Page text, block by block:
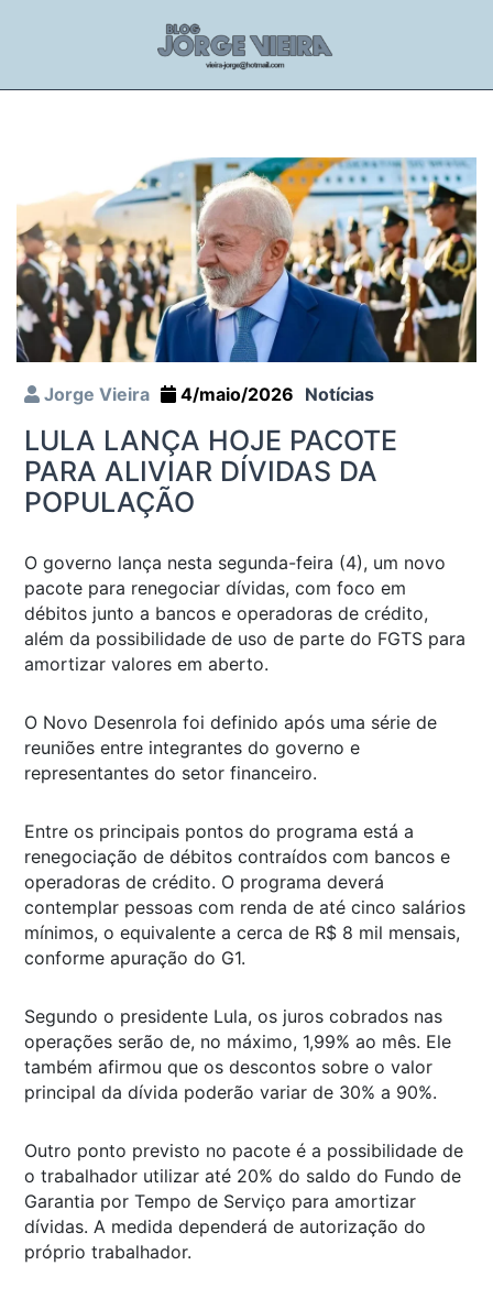
Jorge Vieira 4/maio/2026 Notícias
LULA LANÇA HOJE PACOTE
PARA ALIVIAR DÍVIDAS DA
POPULAÇÃO
O governo lança nesta segunda-feira (4), um novo
pacote para renegociar dívidas, com foco em
débitos junto a bancos e operadoras de crédito,
além da possibilidade de uso de parte do FGTS para
amortizar valores em aberto.
O Novo Desenrola foi definido após uma série de
reuniões entre integrantes do governo e
representantes do setor financeiro.
Entre os principais pontos do programa está a
renegociação de débitos contraídos com bancos e
operadoras de crédito. O programa deverá
contemplar pessoas com renda de até cinco salários
mínimos, o equivalente a cerca de R$ 8 mil mensais,
conforme apuração do G1.
Segundo o presidente Lula, os juros cobrados nas
operações serão de, no máximo, 1,99% ao mês. Ele
também afirmou que os descontos sobre o valor
principal da dívida poderão variar de 30% a 90%.
Outro ponto previsto no pacote é a possibilidade de
o trabalhador utilizar até 20% do saldo do Fundo de
Garantia por Tempo de Serviço para amortizar
dívidas. A medida dependerá de autorização do
próprio trabalhador.